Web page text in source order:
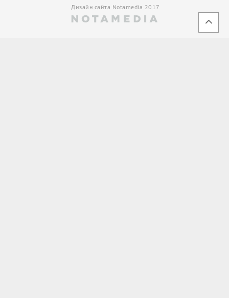
Дизайн сайта Notamedia 2017